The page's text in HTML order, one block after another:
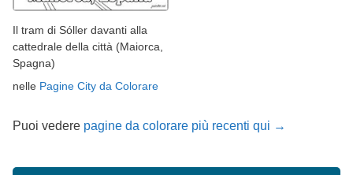
Il tram di Sóller davanti alla
cattedrale della città (Maiorca,
Spagna)
nelle Pagine City da Colorare
Puoi vedere pagine da colorare più recenti qui →